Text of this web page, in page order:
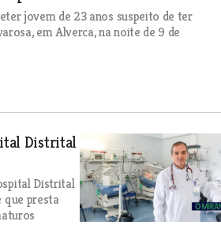
jovem de 23 anos suspeito de ter
em Alverca, na noite de 9 de
Distrital
Distrital
que presta